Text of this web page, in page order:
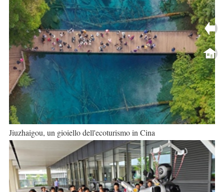
Jiuzhaigou, un gioiello dell'ecoturismo in Cina